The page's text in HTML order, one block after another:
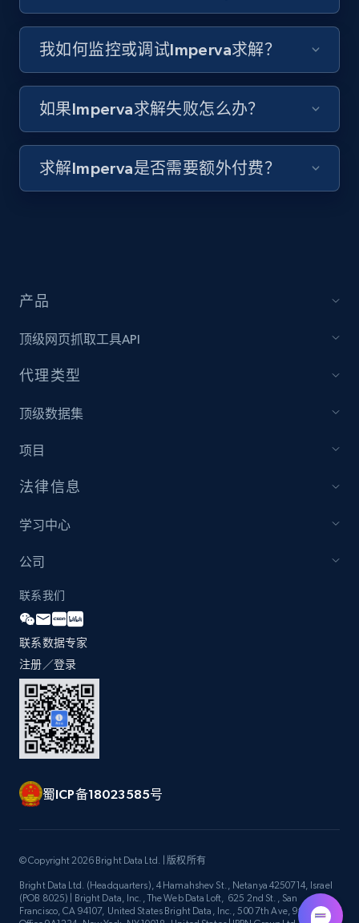
我如何监控或调试Imperva求解？
如果Imperva求解失败怎么办？
求解Imperva是否需要额外付费？
产品
顶级网页抓取工具API
代理类型
顶级数据集
项目
法律信息
学习中心
公司
联系我们
联系数据专家
注册／登录
蜀ICP备18023585号
© Copyright 2026 Bright Data Ltd. | 版权所有
Bright Data Ltd. (Headquarters), 4 Hamahshev St., Netanya 4250714, Israel
(POB 8025) | Bright Data, Inc., The Web Data Loft, 625 2nd St., San
Francisco, CA 94107, United States Bright Data, Inc., 500 7th Ave, 9th Floor